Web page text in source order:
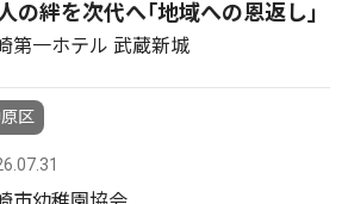
の絆を次代へ｢地域への恩返し｣
第一ホテル 武蔵新城
区